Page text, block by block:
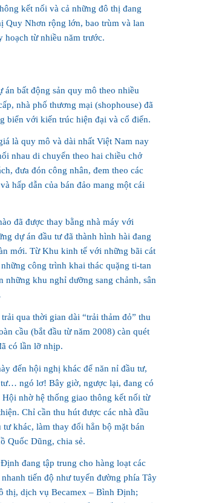
kết nối và cả những đô thị đang
Quy Nhơn rộng lớn, bao trùm và lan
từ nhiều năm trước.
bất động sản quy mô theo nhiều
nhà phố thương mại (shophouse) đã
biển với kiến trúc hiện đại và cổ điển.
là quy mô và dài nhất Việt Nam nay
nhau di chuyển theo hai chiều chở
đưa đón công nhân, đem theo các
hấp dẫn của bán đảo mang một cái
đã được thay bằng nhà máy với
dự án đầu tư đã thành hình hài đang
mới. Từ Khu kinh tế với những bãi cát
công trình khai thác quặng ti-tan
khu nghỉ dưỡng sang chảnh, sân
qua thời gian dài “trải thảm đỏ” thu
cầu (bắt đầu từ năm 2008) càn quét
có lần lỡ nhịp.
đến hội nghị khác để năn nỉ đầu tư,
ngó lơ! Bây giờ, ngược lại, đang có
nhờ hệ thống giao thông kết nối từ
Chỉ cần thu hút được các nhà đầu
tư khác, làm thay đổi hẳn bộ mặt bán
Quốc Dũng, chia sẻ.
đang tập trung cho hàng loạt các
tiến độ như tuyến đường phía Tây
thị, dịch vụ Becamex – Bình Định;